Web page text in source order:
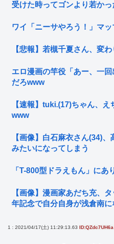
受けた時ってゴンより若か
ワイ「ニーサやろう！」マッ
【悲報】若槻千夏さん、変
エロ漫画の竿役「あー、一
だろwww
【速報】tuki.(17)ちゃん、
www
【画像】白石麻衣さん(34)
みたいになってしまう
「T-800型ドラえもん」にあ
【画像】漫画家あだち充、
年記念で自分自身が浅倉南
1 : 2021/04/17(土) 11:29:13.63 ID:QZdc7UH6a